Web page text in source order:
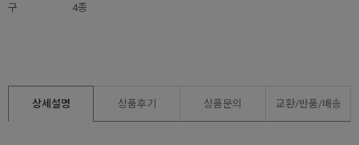
구 4종
상세설명 상품후기 상품문의 교환/반품/배송